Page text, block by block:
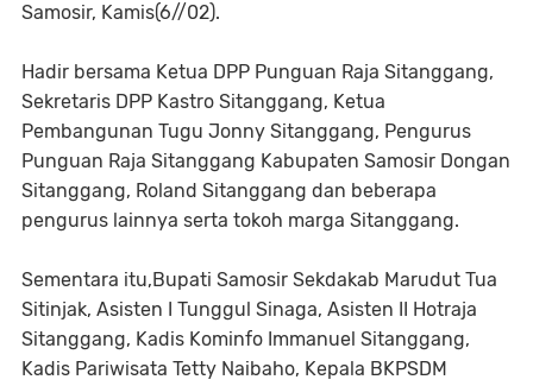
Samosir, Kamis(6//02).
Hadir bersama Ketua DPP Punguan Raja Sitanggang,
Sekretaris DPP Kastro Sitanggang, Ketua
Pembangunan Tugu Jonny Sitanggang, Pengurus
Punguan Raja Sitanggang Kabupaten Samosir Dongan
Sitanggang, Roland Sitanggang dan beberapa
pengurus lainnya serta tokoh marga Sitanggang.
Sementara itu,Bupati Samosir Sekdakab Marudut Tua
Sitinjak, Asisten I Tunggul Sinaga, Asisten II Hotraja
Sitanggang, Kadis Kominfo Immanuel Sitanggang,
Kadis Pariwisata Tetty Naibaho, Kepala BKPSDM